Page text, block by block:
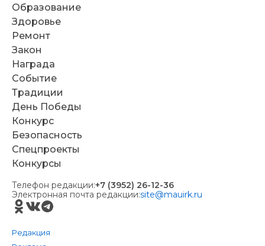
Образование
Здоровье
Ремонт
Закон
Награда
Событие
Традиции
День Победы
Конкурс
Безопасность
Спецпроекты
Конкурсы
Телефон редакции:+7 (3952) 26-12-36
Электронная почта редакции:site@mauirk.ru
Редакция